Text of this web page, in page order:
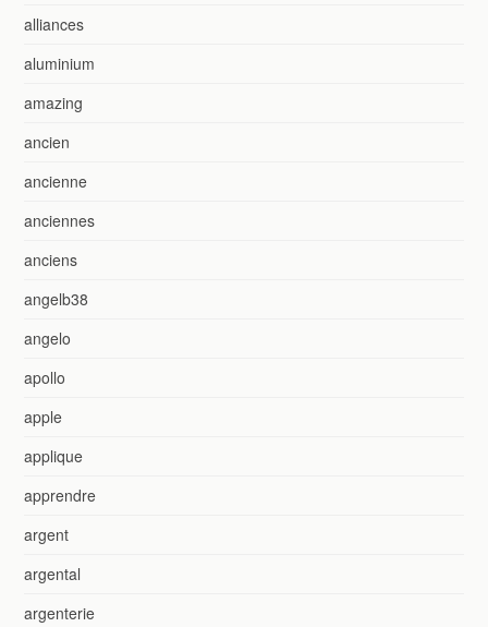
alliances
aluminium
amazing
ancien
ancienne
anciennes
anciens
angelb38
angelo
apollo
apple
applique
apprendre
argent
argental
argenterie